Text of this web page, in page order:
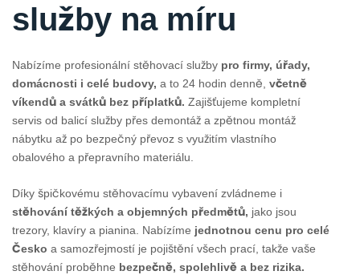
služby na míru
Nabízíme profesionální stěhovací služby pro firmy, úřady,
domácnosti i celé budovy, a to 24 hodin denně, včetně
víkendů a svátků bez příplatků. Zajišťujeme kompletní
servis od balicí služby přes demontáž a zpětnou montáž
nábytku až po bezpečný převoz s využitím vlastního
obalového a přepravního materiálu.
Díky špičkovému stěhovacímu vybavení zvládneme i
stěhování těžkých a objemných předmětů, jako jsou
trezory, klavíry a pianina. Nabízíme jednotnou cenu pro celé
Česko a samozřejmostí je pojištění všech prací, takže vaše
stěhování proběhne bezpečně, spolehlivě a bez rizika.